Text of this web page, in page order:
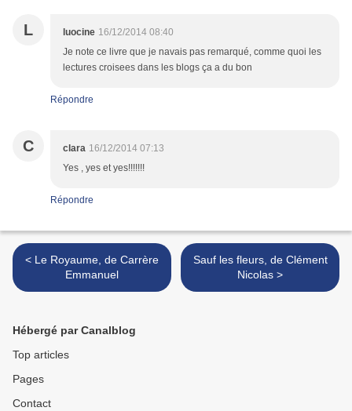
L luocine 16/12/2014 08:40
Je note ce livre que je navais pas remarqué, comme quoi les
lectures croisees dans les blogs ça a du bon
Répondre
C clara 16/12/2014 07:13
Yes , yes et yes!!!!!!!
Répondre
< Le Royaume, de Carrère
Emmanuel
Sauf les fleurs, de Clément
Nicolas >
Hébergé par Canalblog
Top articles
Pages
Contact